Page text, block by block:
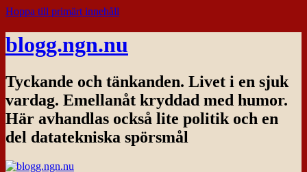
Hoppa till primärt innehåll
blogg.ngn.nu
Tyckande och tänkanden. Livet i en sjuk
vardag. Emellanåt kryddad med humor.
Här avhandlas också lite politik och en
del datatekniska spörsmål